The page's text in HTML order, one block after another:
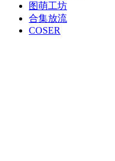
图萌工坊
合集放流
COSER